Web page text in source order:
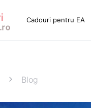
Cadouri pentru EA
Blog